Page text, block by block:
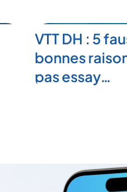
VTT DH : 5
bonnes
pas essay…